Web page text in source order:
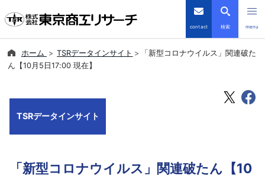
contact 検索 menu
倒産・注目企業情報
ホーム TSRデータインサイト
「新型コロナウイルス」関連破た
ん【10月5日17:00 現在】
TSRデータインサイト
「新型コロナウイルス」関連破たん【10